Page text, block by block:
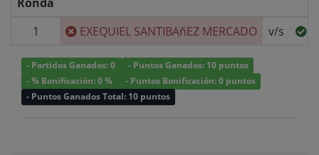
1
EXEQUIEL SANTIBAñEZ MERCADO v/s
- Partidos Ganados: 0
- Puntos Ganados: 10 puntos
- % Bonificación: 0 %
- Puntos Bonificación: 0 puntos
- Puntos Ganados Total: 10 puntos